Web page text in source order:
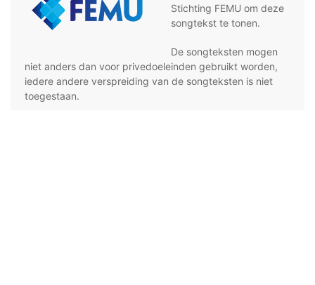
Stichting FEMU om deze
songtekst te tonen.
De songteksten mogen
niet anders dan voor privedoeleinden gebruikt worden,
iedere andere verspreiding van de songteksten is niet
toegestaan.